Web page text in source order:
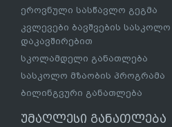
ეროვნული სასწავლო გეგმა
კვლევები ბავშვების
დაკავშირებით
სკოლამდელი განათლება
სასკოლო მზაობის პროგრამა
ბილინგვური განათლება
უმაღლესი განათლება